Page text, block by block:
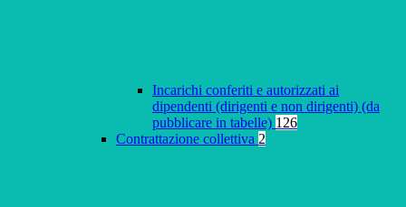
Incarichi conferiti e autorizzati ai
dipendenti (dirigenti e non dirigenti) (da
pubblicare in tabelle) 126
Contrattazione collettiva 2